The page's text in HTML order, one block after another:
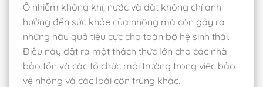
Ô nhiễm không khí, nước và đất không chỉ ảnh
hưởng đến sức khỏe của nhộng mà còn gây ra
những hậu quả tiêu cực cho toàn bộ hệ sinh thái.
Điều này đặt ra một thách thức lớn cho các nhà
bảo tồn và các tổ chức môi trường trong việc bảo
vệ nhộng và các loài côn trùng khác.